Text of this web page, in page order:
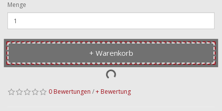
Menge
+ Warenkorb
0 Bewertungen /+ Bewertung